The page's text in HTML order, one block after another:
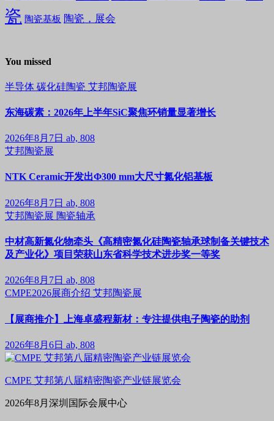
瓷 陶瓷基板 陶瓷，展会
You missed
半导体 碳化硅陶瓷 艾邦陶瓷展
东海碳素：2026年上半年SiC聚焦环销量显著增长
2026年8月7日 ab, 808
艾邦陶瓷展
NTK Ceramic开发出Φ300 mm大尺寸氮化铝基板
2026年8月7日 ab, 808
艾邦陶瓷展 陶瓷轴承
中材高新氮化物牵头《高精密氮化硅陶瓷轴承球制备关键技术
及产业化》项目荣获山东省科学技术进步奖一等奖
2026年8月7日 ab, 808
CMPE2026展商介绍 艾邦陶瓷展
【展商推介】上海卓盛程新材：专注提供电子陶瓷的助剂
2026年8月6日 ab, 808
CMPE 艾邦第八届精密陶瓷产业链展览会
2026年8月深圳国际会展中心